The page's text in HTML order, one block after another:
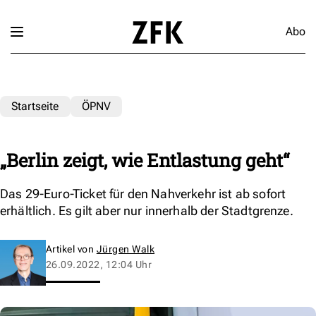
Abo
Startseite ÖPNV
„Berlin zeigt, wie Entlastung geht“
Das 29-Euro-Ticket für den Nahverkehr ist ab sofort
erhältlich. Es gilt aber nur innerhalb der Stadtgrenze.
Artikel von Jürgen Walk
26.09.2022, 12:04 Uhr